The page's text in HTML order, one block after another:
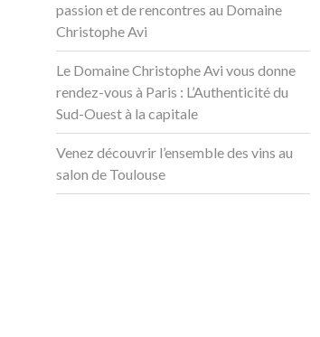
passion et de rencontres au Domaine
Christophe Avi
Le Domaine Christophe Avi vous donne
rendez-vous à Paris : L’Authenticité du
Sud-Ouest à la capitale
Venez découvrir l’ensemble des vins au
salon de Toulouse